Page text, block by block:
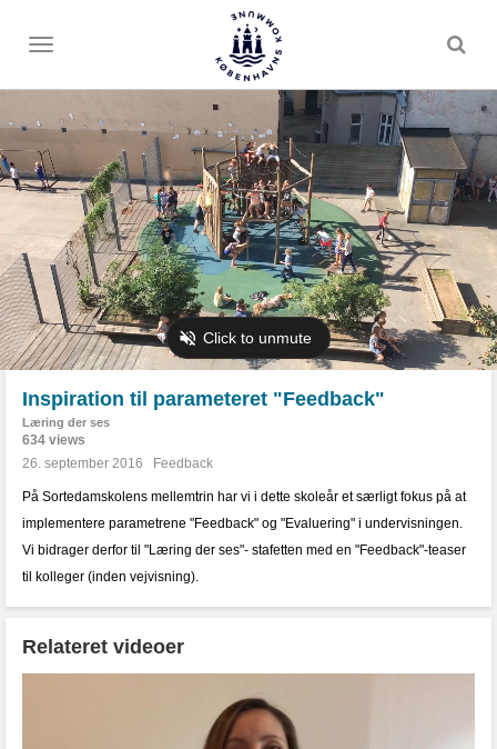
Toggle
Inspiration til parameteret "Feedback"
Læring der ses
634 views
26. september 2016
Feedback
På Sortedamskolens mellemtrin har vi i dette skoleår et særligt fokus på at
implementere parametrene "Feedback" og "Evaluering" i undervisningen.
Vi bidrager derfor til "Læring der ses"- stafetten med en "Feedback"-teaser
til kolleger (inden vejvisning).
Relateret videoer